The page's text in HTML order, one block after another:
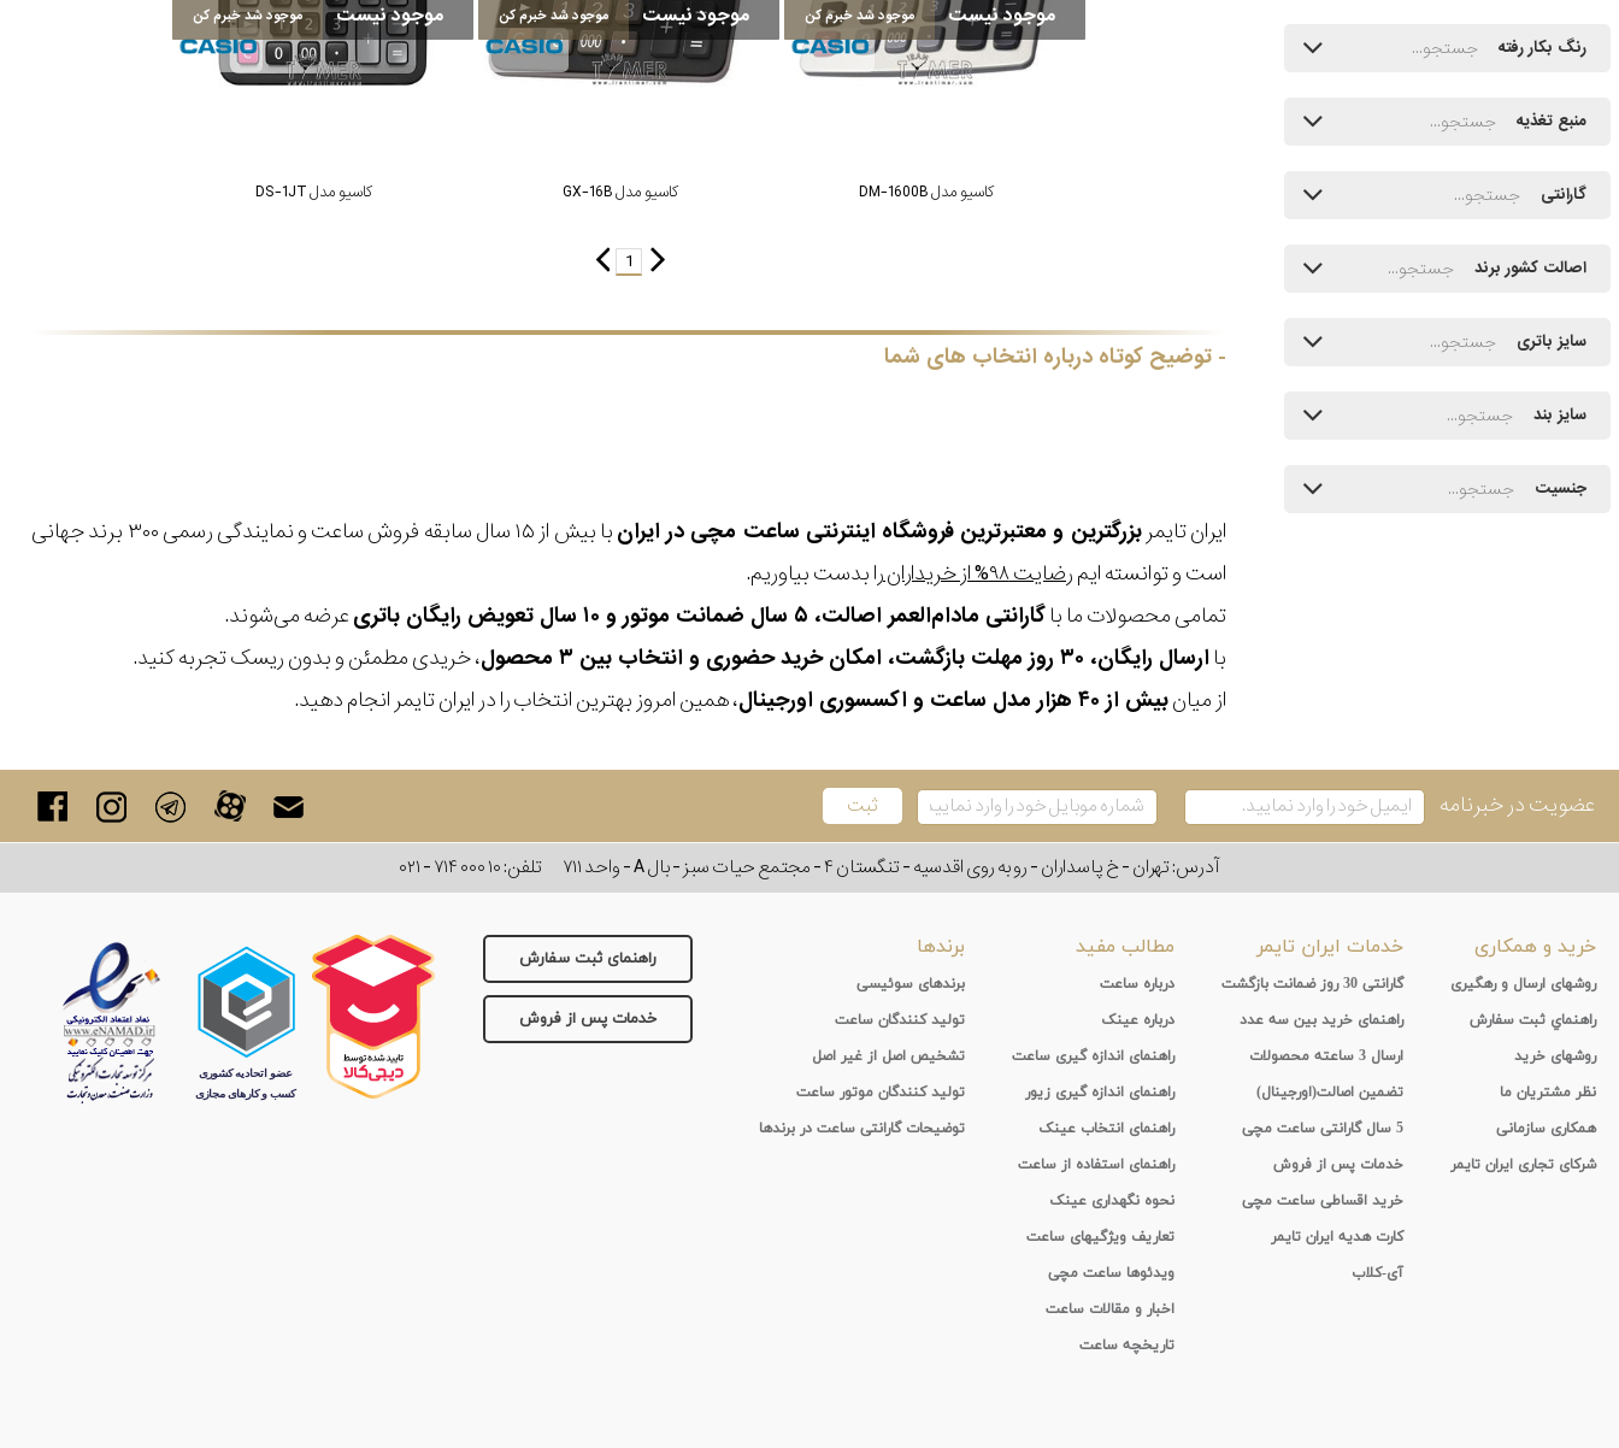
موجود نیست موجود شد خبرم کن
کاسیو مدل DM-1600B
موجود نیست موجود شد خبرم کن
کاسیو مدل GX-16B
موجود نیست موجود شد خبرم کن
کاسیو مدل DS-1JT
1
توضیح کوتاه درباره انتخاب های شما
ایران تایمربزرگترین و معتبرترین فروشگاه اینترنتی ساعت مچی در ایران
با بیش از ۱۵ سال سابقه فروش ساعت و نمایندگی رسمی ۳۰۰ برند جهانی
است و توانسته ایمرضایت ۹۸% از خریداران
را بدست بیاوریم.
تمامی محصولات ما باگارانتی مادام‌العمر اصالت، ۵ سال ضمانت موتور و ۱۰ سال تعویض رایگان باتری
عرضه می‌شوند.
باارسال رایگان، ۳۰ روز مهلت بازگشت، امکان خرید حضوری و انتخاب بین ۳ محصول
، خریدی مطمئن و بدون ریسک تجربه کنید.
از میانبیش از ۴۰ هزار مدل ساعت و اکسسوری اورجینال ، همین امروز بهترین انتخاب را در ایران تایمر انجام دهید.
رنگ بکار رفته
منبع تغذیه
گارانتی
اصالت کشور برند
سایز باتری
سایز بند
جنسیت
عضویت در خبرنامه
آدرس: تهران - خ پاسداران - رو به روی اقدسیه - تنگستان ۴ - مجتمع حیات سبز - بال A - واحد ۷۱۱ تلفن:۰۲۱ - ۷۱۴ ۰۰۰ ۱۰
راهنمای ثبت سفارش
خدمات پس از فروش
خرید و همکاری
روشهای ارسال و رهگیری
راهنماي ثبت سفارش
روشهای خرید
نظر مشتریان ما
همکاری سازمانی
شرکای تجاری ایران تایمر
خدمات ایران تایمر
گارانتی 30 روز ضمانت بازگشت
راهنمای خرید بین سه عدد
ارسال 3 ساعته محصولات
تضمین اصالت(اورجینال)
5 سال گارانتی ساعت مچی
خدمات پس از فروش
خرید اقساطی ساعت مچی
کارت هدیه ایران تایمر
آی-کلاب
مطالب مفید
درباره ساعت
درباره عینک
راهنمای اندازه گیری ساعت
راهنمای اندازه گیری زیور
راهنمای انتخاب عینک
راهنمای استفاده از ساعت
نحوه نگهداری عینک
تعاریف ویژگیهای ساعت
ویدئوها ساعت مچی
اخبار و مقالات ساعت
تاریخچه ساعت
برندها
برندهای سوئیسی
تولید کنندگان ساعت
تشخیص اصل از غیر اصل
تولید کنندگان موتور ساعت
توضیحات گارانتی ساعت در برندها